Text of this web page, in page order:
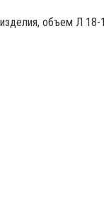
объем Л